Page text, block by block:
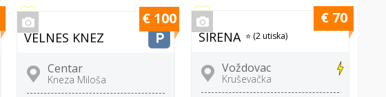
VELNES KNEZ
Centar
Kneza Miloša
€ 100
SIRENA ⭐ (2 utiska)
Voždovac
Kruševačka
€ 70